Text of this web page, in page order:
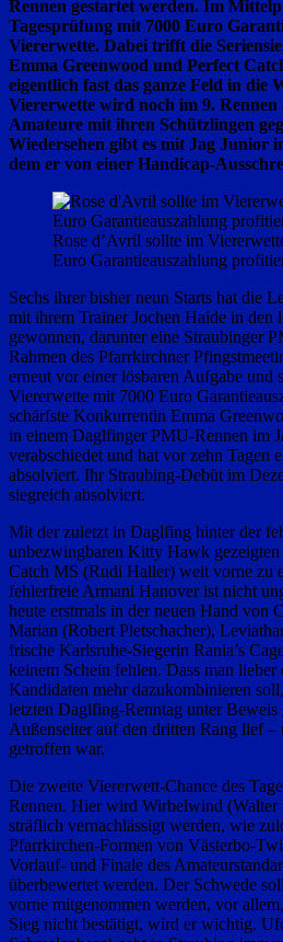
Rennen gestartet werden. Im
Tagesprüfung mit 7000 Euro
Viererwette. Dabei trifft die
Emma Greenwood und Perfect
eigentlich fast das ganze Feld in die
Viererwette wird noch im 9. Rennen
Amateure mit ihren Schützlingen
Wiedersehen gibt es mit Jag Junior
dem er von einer Handicap-
Rose d’Avril sollte im
Euro Garantieauszahlung
Sechs ihrer bisher neun Starts hat die
mit ihrem Trainer Jochen Haide in den
gewonnen, darunter eine Straubinger
Rahmen des Pfarrkirchner
erneut vor einer lösbaren Aufgabe und
Viererwette mit 7000 Euro
schärfste Konkurrentin Emma
in einem Daglfinger PMU-Rennen im
verabschiedet und hat vor zehn Tagen
absolviert. Ihr Straubing-Debüt im
siegreich absolviert.
Mit der zuletzt in Daglfing hinter der
unbezwingbaren Kitty Hawk
Catch MS (Rudi Haller) weit vorne zu
fehlerfreie Armani Hanover ist nicht
heute erstmals in der neuen Hand von
Marian (Robert Pletschacher),
frische Karlsruhe-Siegerin Rania’s
keinem Schein fehlen. Dass man lieber
Kandidaten mehr dazukombinieren
letzten Daglfing-Renntag unter Beweis
Außenseiter auf den dritten Rang lief
getroffen war.
Die zweite Viererwett-Chance des
Rennen. Hier wird Wirbelwind (Walter
sträflich vernachlässigt werden, wie
Pfarrkirchen-Formen von Västerbo-
Vorlauf- und Finale des
überbewertet werden. Der Schwede
vorne mitgenommen werden, vor
Sieg nicht bestätigt, wird er wichtig.